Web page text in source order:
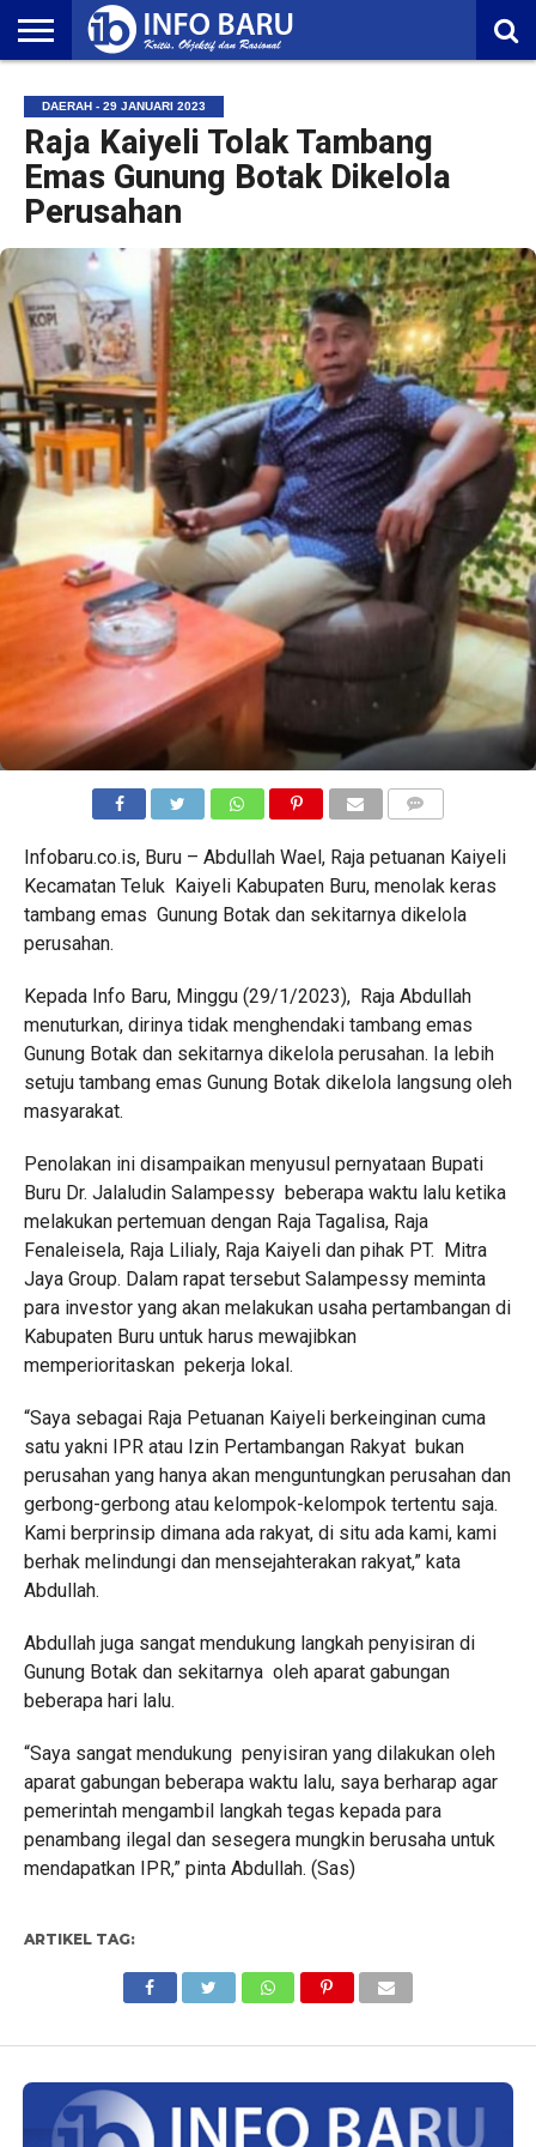
NASIONAL
AMBONIA
MALUKU
EKONOMI
POLITIK
OLAHRAGA
LIFESTYLE
REDAKSI
DAERAH - 29 JANUARI 2023
Raja Kaiyeli Tolak Tambang
Emas Gunung Botak Dikelola
Perusahan
Infobaru.co.is, Buru – Abdullah Wael, Raja petuanan Kaiyeli
Kecamatan Teluk Kaiyeli Kabupaten Buru, menolak keras
tambang emas Gunung Botak dan sekitarnya dikelola
perusahan.
Kepada Info Baru, Minggu (29/1/2023), Raja Abdullah
menuturkan, dirinya tidak menghendaki tambang emas
Gunung Botak dan sekitarnya dikelola perusahan. Ia lebih
setuju tambang emas Gunung Botak dikelola langsung oleh
masyarakat.
Penolakan ini disampaikan menyusul pernyataan Bupati
Buru Dr. Jalaludin Salampessy beberapa waktu lalu ketika
melakukan pertemuan dengan Raja Tagalisa, Raja
Fenaleisela, Raja Lilialy, Raja Kaiyeli dan pihak PT. Mitra
Jaya Group. Dalam rapat tersebut Salampessy meminta
para investor yang akan melakukan usaha pertambangan di
Kabupaten Buru untuk harus mewajibkan
memperioritaskan pekerja lokal.
“Saya sebagai Raja Petuanan Kaiyeli berkeinginan cuma
satu yakni IPR atau Izin Pertambangan Rakyat bukan
perusahan yang hanya akan menguntungkan perusahan dan
gerbong-gerbong atau kelompok-kelompok tertentu saja.
Kami berprinsip dimana ada rakyat, di situ ada kami, kami
berhak melindungi dan mensejahterakan rakyat,” kata
Abdullah.
Abdullah juga sangat mendukung langkah penyisiran di
Gunung Botak dan sekitarnya oleh aparat gabungan
beberapa hari lalu.
“Saya sangat mendukung penyisiran yang dilakukan oleh
aparat gabungan beberapa waktu lalu, saya berharap agar
pemerintah mengambil langkah tegas kepada para
penambang ilegal dan sesegera mungkin berusaha untuk
mendapatkan IPR,” pinta Abdullah. (Sas)
ARTIKEL TAG: